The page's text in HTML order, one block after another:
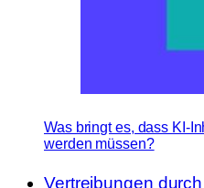
Was bringt es, dass KI-
werden müssen?
Vertreibungen